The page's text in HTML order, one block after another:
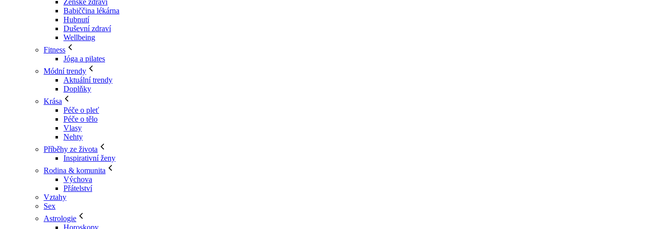
Ženské zdraví
Babiččina lékárna
Hubnutí
Duševní zdraví
Wellbeing
Fitness
Jóga a pilates
Módní trendy
Aktuální trendy
Doplňky
Krása
Péče o pleť
Péče o tělo
Vlasy
Nehty
Příběhy ze života
Inspirativní ženy
Rodina & komunita
Výchova
Přátelství
Vztahy
Sex
Astrologie
Horoskopy